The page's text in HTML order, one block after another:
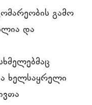
გამო
და
ხელსაყრელი